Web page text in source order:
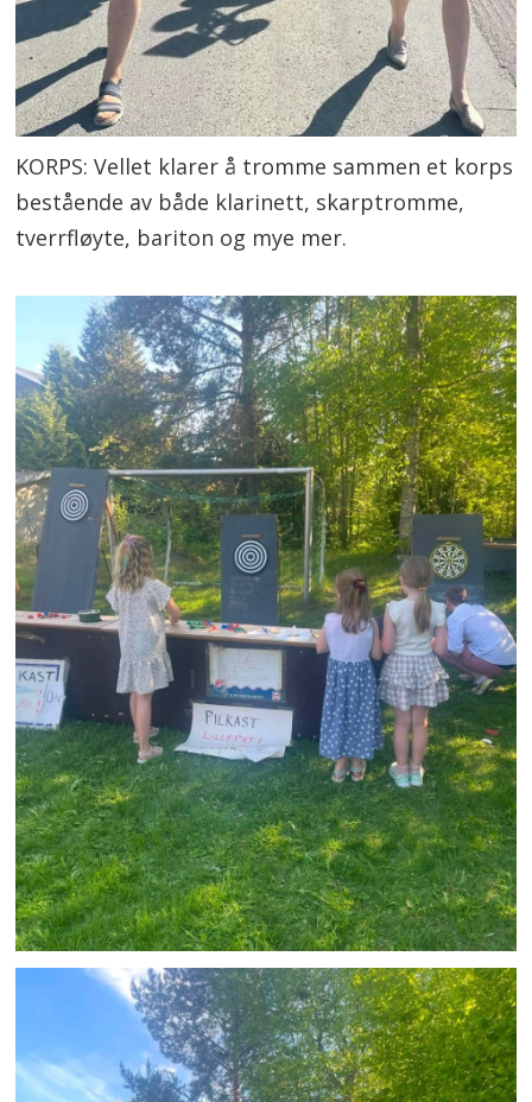
KORPS: Vellet klarer å tromme sammen et korps
bestående av både klarinett, skarptromme,
tverrfløyte, bariton og mye mer.